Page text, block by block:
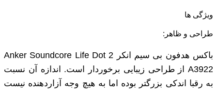
ویژگی ها
طراحی و ظاهر:
باکس هدفون بی سیم انکر Anker Soundcore Life Dot 2
A3922 از طراحی زیبایی برخوردار است. اندازه آن نسبت
به رقبا اندکی بزرگتر بوده اما به هیچ وجه آزاردهنده نیست